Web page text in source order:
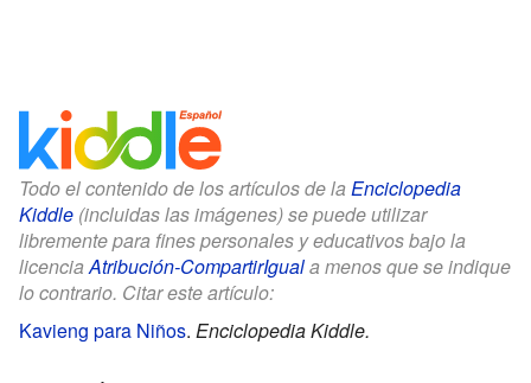
Todo el contenido de los artículos de la Enciclopedia
Kiddle (incluidas las imágenes) se puede utilizar
libremente para fines personales y educativos bajo la
licenciaAtribución-CompartirIguala menos que se indique
lo contrario. Citar este artículo:
Kavieng para Niños. Enciclopedia Kiddle.